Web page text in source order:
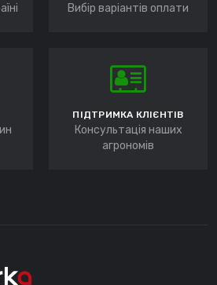
Вибір варіантів оплати
ПІДТРИМКА КЛІЄНТІВ
Консультація наших
агрономів